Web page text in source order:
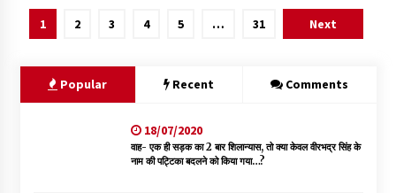
1 2 3 4 5 … 31 Next
Popular Recent Comments
18/07/2020
वाह- एक ही सड़क का 2 बार शिलान्यास, तो क्या केवल वीरभद्र सिंह के
नाम की पट्टिका बदलने को किया गया…?